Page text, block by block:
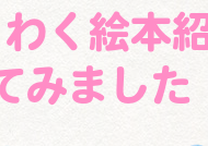
く絵本
みました